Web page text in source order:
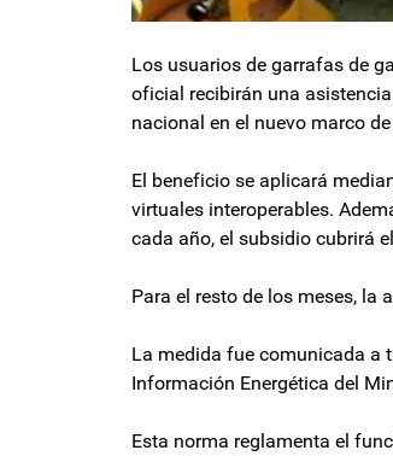
Los usuarios de garrafas de
oficial recibirán una
nacional en el nuevo marco
El beneficio se aplicará
virtuales interoperables.
cada año, el subsidio cubrirá
Para el resto de los meses, la
La medida fue comunicada a
Información Energética del
Esta norma reglamenta el